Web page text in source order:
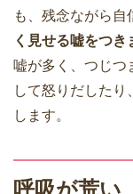
も、残念ながら自
く見せる嘘をつき
嘘が多く、つじつ
して怒りだしたり
します。